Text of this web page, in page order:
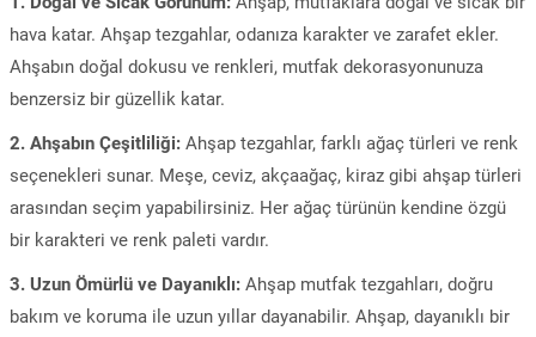
hava katar. Ahşap tezgahlar, odanıza karakter ve zarafet ekler.
Ahşabın doğal dokusu ve renkleri, mutfak dekorasyonunuza
benzersiz bir güzellik katar.
2. Ahşabın Çeşitliliği: Ahşap tezgahlar, farklı ağaç türleri ve renk
seçenekleri sunar. Meşe, ceviz, akçaağaç, kiraz gibi ahşap türleri
arasından seçim yapabilirsiniz. Her ağaç türünün kendine özgü
bir karakteri ve renk paleti vardır.
3. Uzun Ömürlü ve Dayanıklı: Ahşap mutfak tezgahları, doğru
bakım ve koruma ile uzun yıllar dayanabilir. Ahşap, dayanıklı bir